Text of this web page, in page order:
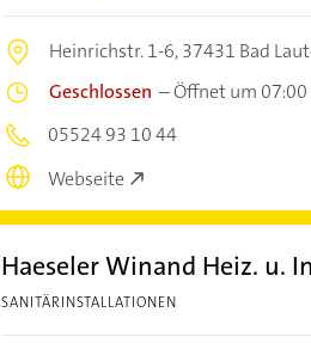
Heinrichstr. 1-6,37431 Bad
Geschlossen –Öffnet um 07:00
05524 93 10 44
Webseite
Haeseler Winand Heiz. u.
SANITÄRINSTALLATIONEN